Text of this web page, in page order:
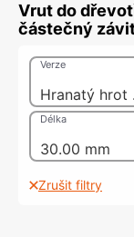
Vrut do
částečný
Hranatý
Verze
30.00 mm
Délka
Zrušit filtry